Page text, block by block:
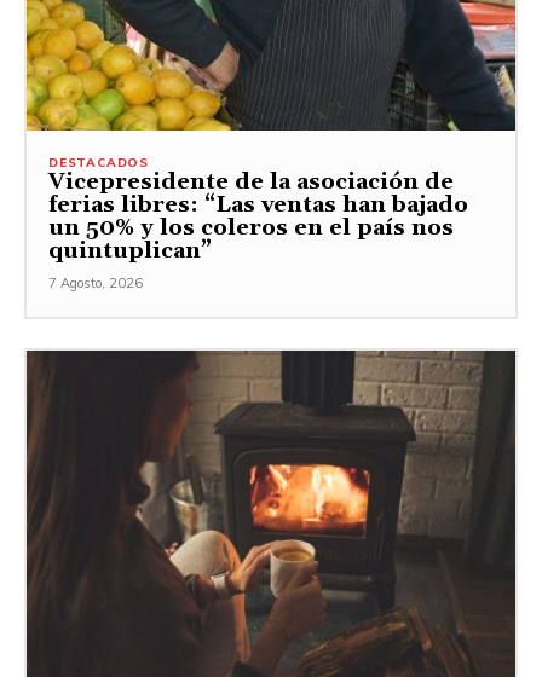
DESTACADOS
Vicepresidente de la asociación de
ferias libres: “Las ventas han bajado
un 50% y los coleros en el país nos
quintuplican”
7 Agosto, 2026